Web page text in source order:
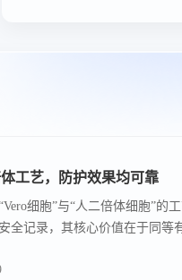
工艺，防护效果均可靠
细胞”与“人二倍体细胞”的
全记录，其核心价值在于同等